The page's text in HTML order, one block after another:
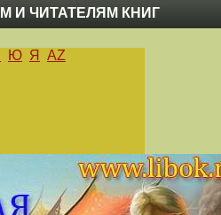
И ЧИТАТЕЛЯМ КНИГ
Ю Я AZ